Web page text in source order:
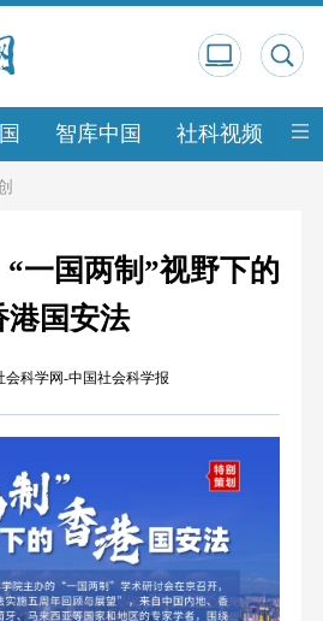
智库中国 社科视频 中
“一国两制”视野下的
港国安法
会科学网-中国社会科学报